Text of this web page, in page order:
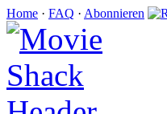
Home · FAQ · Abonnieren